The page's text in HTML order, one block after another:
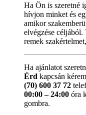
Ha Ön is szeretné
hívjon minket és
amikor
elvégzése céljából.
remek
Ha ajánlatot
Érd kapcsán
(70) 600 37 72
00:00 – 24:00 óra
gombra.